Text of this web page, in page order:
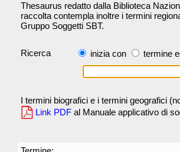
Thesaurus redatto dalla Biblioteca
raccolta contempla inoltre i termini
Gruppo Soggetti SBT.
Ricerca inizia con termine
I termini biografici e i termini geografici
Link PDF al Manuale applicativo di